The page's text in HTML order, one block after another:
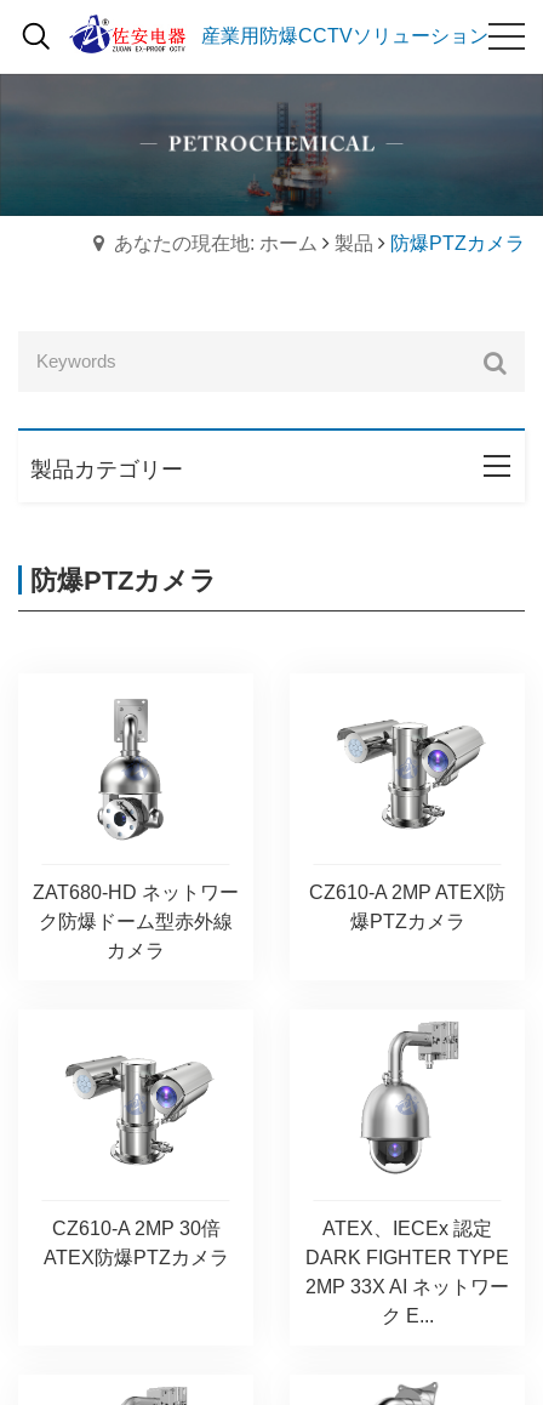
産業用防爆CCTVソリューション
あなたの現在地: ホーム 製品 防爆PTZカメラ
製品カテゴリー
防爆PTZカメラ
ZAT680-HD ネットワー
ク防爆ドーム型赤外線
カメラ
CZ610-A 2MP ATEX防
爆PTZカメラ
CZ610-A 2MP 30倍
ATEX防爆PTZカメラ
ATEX、IECEx 認定
DARK FIGHTER TYPE
2MP 33X AI ネットワー
ク E...